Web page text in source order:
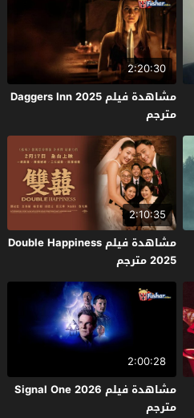
2:20:30
مشاهدة فيلم Daggers Inn 2025
مترجم
2:10:35
مشاهدة فيلم Double Happiness
2025 مترجم
2:00:28
مشاهدة فيلم Signal One 2026
مترجم